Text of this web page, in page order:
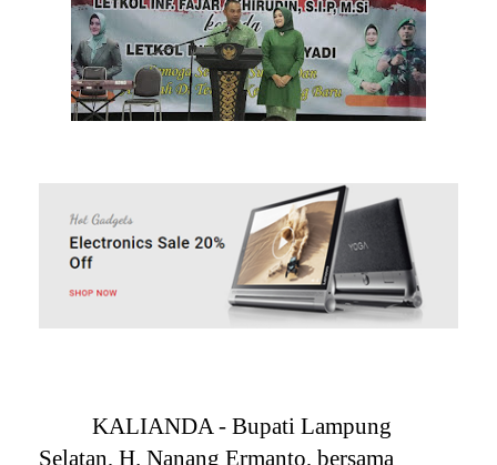
KALIANDA - Bupati Lampung
Selatan, H. Nanang Ermanto, bersama